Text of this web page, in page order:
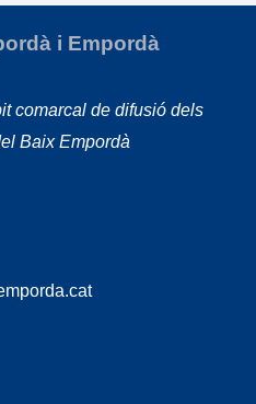
i Empordà
comarcal de difusió dels
Baix Empordà